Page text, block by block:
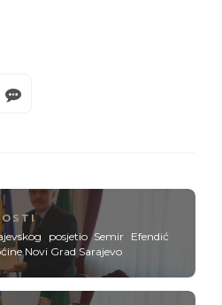
posjetio Semir Efendić
Novi Grad Sarajevo